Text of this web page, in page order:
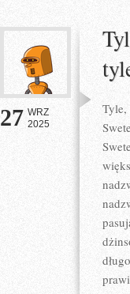
27 WRZ
2025
Tyle,